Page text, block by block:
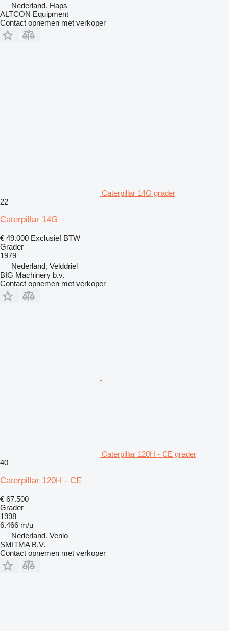
Nederland, Haps
ALTCON Equipment
Contact opnemen met verkoper
Caterpillar 14G grader
22
Caterpillar 14G
€ 49.000 Exclusief BTW
Grader
1979
Nederland, Velddriel
BIG Machinery b.v.
Contact opnemen met verkoper
Caterpillar 120H - CE grader
40
Caterpillar 120H - CE
€ 67.500
Grader
1998
6.466 m/u
Nederland, Venlo
SMITMA B.V.
Contact opnemen met verkoper